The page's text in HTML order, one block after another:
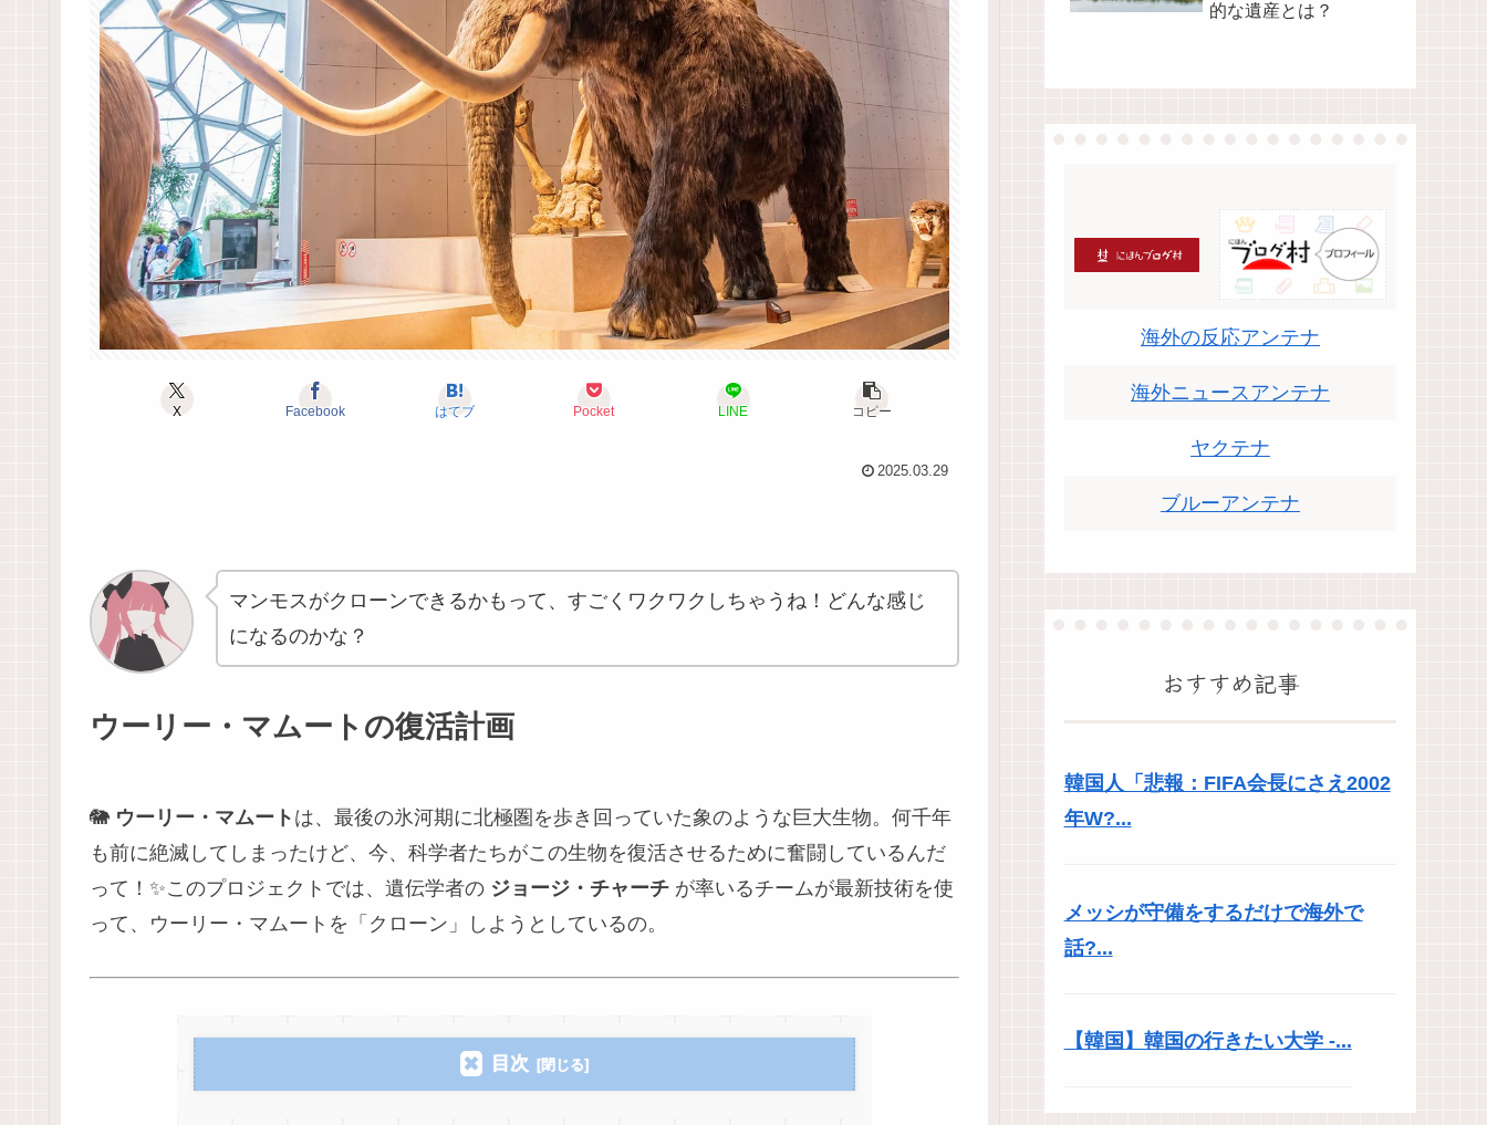
X Facebook はてブ Pocket LINE コピー
2025.03.29
マンモスがクローンできるかもって、すごくワクワクしちゃうね！どんな感じ
になるのかな？
ウーリー・マムートの復活計画
🐘 ウーリー・マムート は、最後の氷河期に北極圏を歩き回っていた象のような巨大生物。何千年
も前に絶滅してしまったけど、今、科学者たちがこの生物を復活させるために奮闘しているんだ
って！✨このプロジェクトでは、遺伝学者の ジョージ・チャーチ が率いるチームが最新技術を使
って、ウーリー・マムートを「クローン」しようとしているの。
目次
的な遺産とは？
海外の反応アンテナ
海外ニュースアンテナ
ヤクテナ
ブルーアンテナ
おすすめ記事
韓国人「悲報：FIFA会長にさえ2002
年W?...
メッシが守備をするだけで海外で
話?...
【韓国】韓国の行きたい大学 -...